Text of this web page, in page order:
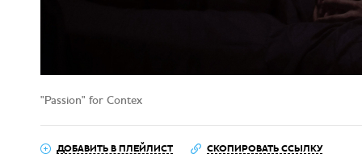
"Passion" for Contex
ДОБАВИТЬ В ПЛЕЙЛИСТ СКОПИРОВАТЬ ССЫЛКУ